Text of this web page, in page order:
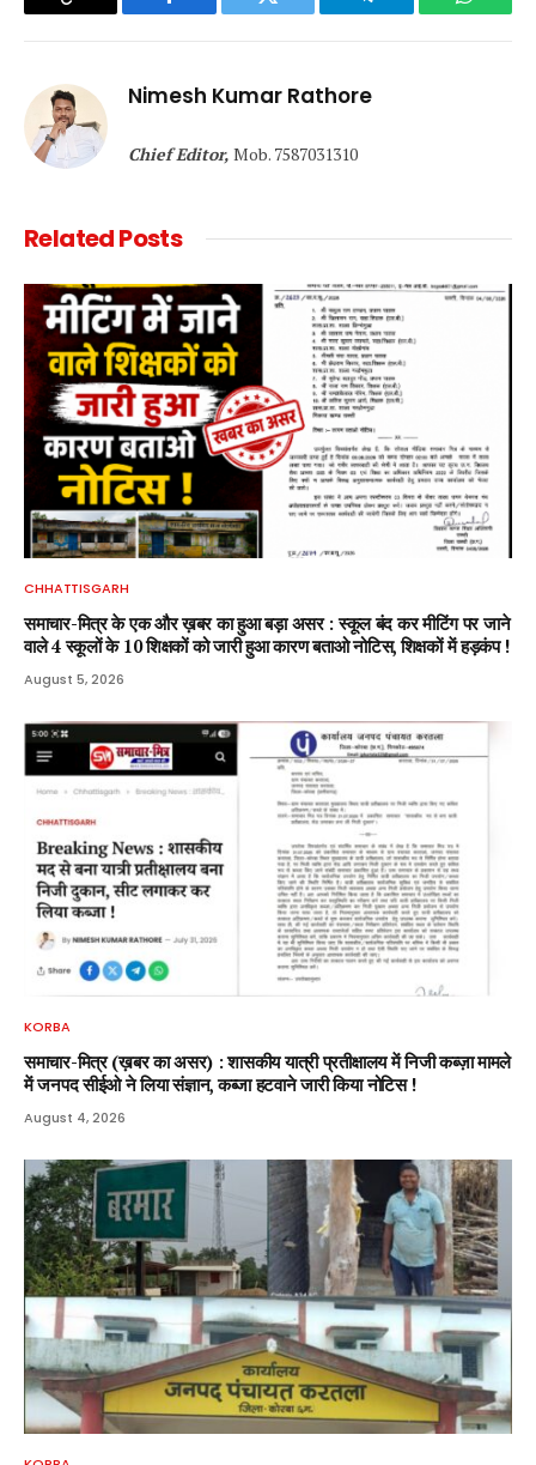
Copy
Facebook Twitter Telegram
Nimesh Kumar Rathore
Chief Editor, Mob. 7587031310
RelatedPosts
CHHATTISGARH
समाचार-मित्र के एक और ख़बर का हुआ बड़ा असर : स्कूल बंद कर मीटिंग पर जाने
वाले 4 स्कूलों के 10 शिक्षकों को जारी हुआ कारण बताओ नोटिस, शिक्षकों में हड़कंप !
August 5, 2026
KORBA
समाचार-मित्र (ख़बर का असर) : शासकीय यात्री प्रतीक्षालय में निजी कब्ज़ा मामले
में जनपद सीईओ ने लिया संज्ञान, कब्जा हटवाने जारी किया नोटिस !
August 4, 2026